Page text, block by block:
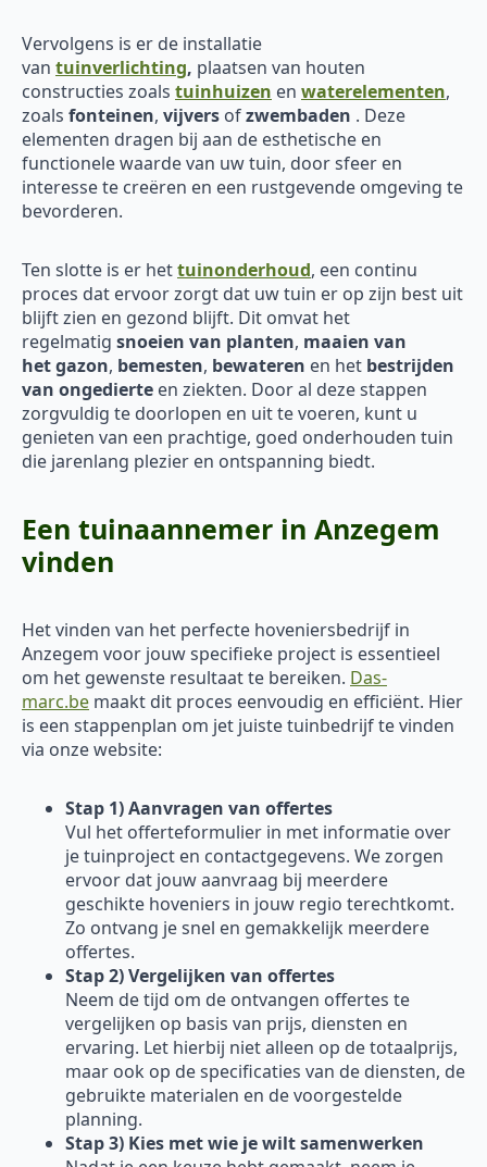
Vervolgens is er de installatie
van tuinverlichting, plaatsen van houten
constructies zoals tuinhuizen en waterelementen,
zoals fonteinen, vijvers ofzwembaden . Deze
elementen dragen bij aan de esthetische en
functionele waarde van uw tuin, door sfeer en
interesse te creëren en een rustgevende omgeving te
bevorderen.
Ten slotte is er hettuinonderhoud, een continu
proces dat ervoor zorgt dat uw tuin er op zijn best uit
blijft zien en gezond blijft. Dit omvat het
regelmatig snoeien van planten, maaien van
hetgazon, bemesten, bewateren en het bestrijden
van ongedierte en ziekten. Door al deze stappen
zorgvuldig te doorlopen en uit te voeren, kunt u
genieten van een prachtige, goed onderhouden tuin
die jarenlang plezier en ontspanning biedt.
Een tuinaannemer in Anzegem
vinden
Het vinden van het perfecte hoveniersbedrijf in
Anzegem voor jouw specifieke project is essentieel
om het gewenste resultaat te bereiken. Das-
marc.be maakt dit proces eenvoudig en efficiënt. Hier
is een stappenplan om jet juiste tuinbedrijf te vinden
via onze website:
Stap 1) Aanvragen van offertes
Vul het offerteformulier in met informatie over
je tuinproject en contactgegevens. We zorgen
ervoor dat jouw aanvraag bij meerdere
geschikte hoveniers in jouw regio terechtkomt.
Zo ontvang je snel en gemakkelijk meerdere
offertes.
Stap 2) Vergelijken van offertes
Neem de tijd om de ontvangen offertes te
vergelijken op basis van prijs, diensten en
ervaring. Let hierbij niet alleen op de totaalprijs,
maar ook op de specificaties van de diensten, de
gebruikte materialen en de voorgestelde
planning.
Stap 3) Kies met wie je wilt samenwerken